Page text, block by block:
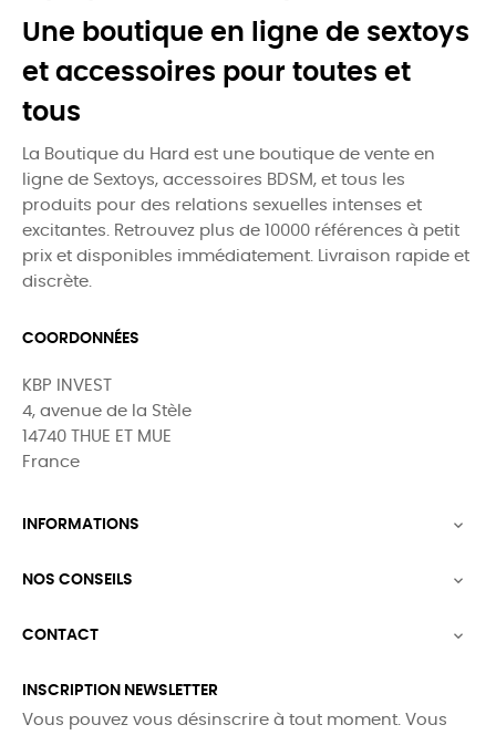
Une boutique en ligne de sextoys
et accessoires pour toutes et
tous
La Boutique du Hard est une boutique de vente en
ligne de Sextoys, accessoires BDSM, et tous les
produits pour des relations sexuelles intenses et
excitantes. Retrouvez plus de 10000 références à petit
prix et disponibles immédiatement. Livraison rapide et
discrète.
COORDONNÉES
KBP INVEST
4, avenue de la Stèle
14740 THUE ET MUE
France
INFORMATIONS 
NOS CONSEILS 
CONTACT 
INSCRIPTION NEWSLETTER
Vous pouvez vous désinscrire à tout moment. Vous